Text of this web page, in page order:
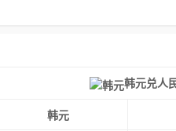
韩元兑人
韩元